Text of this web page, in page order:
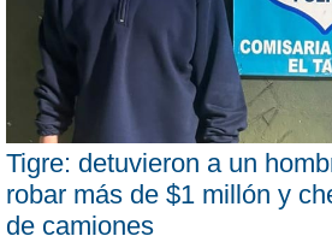
Tigre: detuvieron a un
robar más de $1 millón y
de camiones